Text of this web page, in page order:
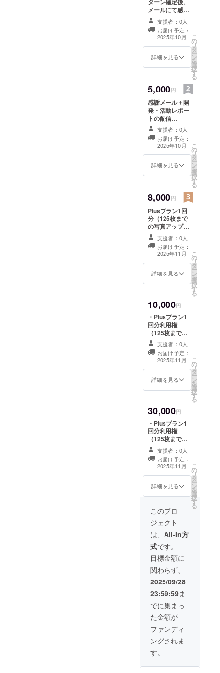
ターン確定後、
メールにて感謝
のメッセージを
お送りします。
支援者：0人
お届け予定：
2025年10月
詳細を見る
こ
の
リ
タ
ー
ン
を
選
択
す
る
5,000円
感謝メール＋開
発・活動レポー
トの配信
（Discord）＋
FesSnapの利用
者名（ニック
ネーム可）をサ
イト内クレジッ
トに掲載 ・提供
支援者：0人
お届け予定：
2025年10月
詳細を見る
こ
の
リ
タ
ー
ン
を
選
択
す
る
8,000円
Plusプラン1回
分（125枚まで
の写真アップ
ロード・30日保
存）利用権を提
供 イベントでま
とまった写真を
気軽に楽しめる
プランです
支援者：0人
お届け予定：
2025年11月
詳細を見る
こ
の
リ
タ
ー
ン
を
選
択
す
る
10,000円
・Plusプラン1
回分利用権
（125枚まで、
30日間保存） ・
プロジェクト公
式協賛者として
ウェブサイトに
お名前掲載（希
望可） ・掲載期
リース日から1年
法：文字のみ ・
注意事項：支援
時、必ず備考欄
に掲載を希望さ
れるお名前をご
記入ください
支援者：0人
お届け予定：
2025年11月
詳細を見る
こ
の
リ
タ
ー
ン
を
選
択
す
る
30,000円
・Plusプラン1
回分利用権
（125枚まで、
30日間保存） ・
Proプラン1回分
利用権（無制
限、一年間保
存） ・プロジェ
クト公式協賛者
載（希望可） ・
掲載期間：サー
ビスリリース日
から1年間掲載
・掲載方法：文
字のみ ・注意事
項：支援時、必
ず備考欄に掲載
を希望されるお
名前をご記入く
支援者：0人
お届け予定：
2025年11月
詳細を見る
こ
の
リ
タ
ー
ン
を
選
択
す
る
このプロ
ジェクト
は、 All-In方
式です。
目標金額に
関わらず、
2025/09/28
23:59:59ま
でに集まっ
た金額が
ファンディ
ングされま
す。